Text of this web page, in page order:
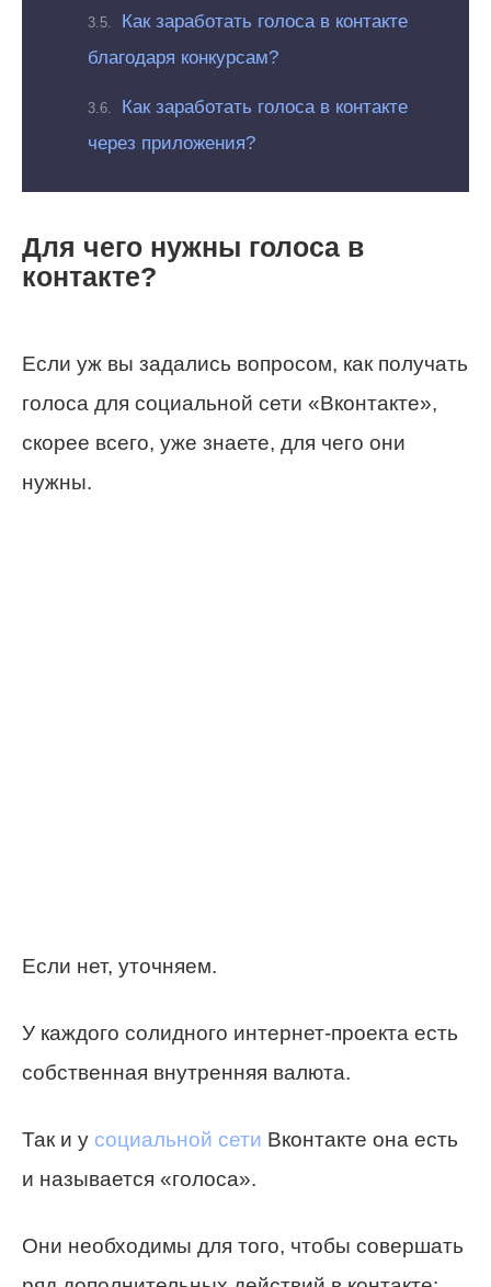
Как заработать голоса в контакте
благодаря конкурсам?
Как заработать голоса в контакте
через приложения?
Для чего нужны голоса в
контакте?
Если уж вы задались вопросом, как получать
голоса для социальной сети «Вконтакте»,
скорее всего, уже знаете, для чего они
нужны.
Если нет, уточняем.
У каждого солидного интернет-проекта есть
собственная внутренняя валюта.
Так и у социальной сети Вконтакте она есть
и называется «голоса».
Они необходимы для того, чтобы совершать